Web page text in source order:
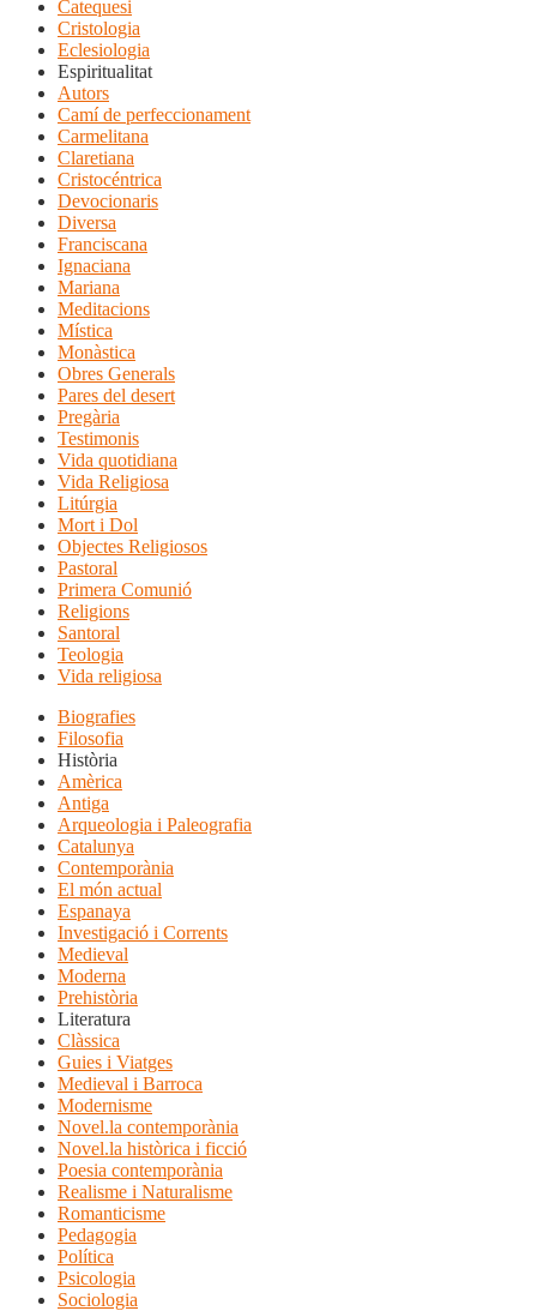
Catequesi
Cristologia
Eclesiologia
Espiritualitat
Autors
Camí de perfeccionament
Carmelitana
Claretiana
Cristocéntrica
Devocionaris
Diversa
Franciscana
Ignaciana
Mariana
Meditacions
Mística
Monàstica
Obres Generals
Pares del desert
Pregària
Testimonis
Vida quotidiana
Vida Religiosa
Litúrgia
Mort i Dol
Objectes Religiosos
Pastoral
Primera Comunió
Religions
Santoral
Teologia
Vida religiosa
Biografies
Filosofia
Història
Amèrica
Antiga
Arqueologia i Paleografia
Catalunya
Contemporània
El món actual
Espanaya
Investigació i Corrents
Medieval
Moderna
Prehistòria
Literatura
Clàssica
Guies i Viatges
Medieval i Barroca
Modernisme
Novel.la contemporània
Novel.la històrica i ficció
Poesia contemporània
Realisme i Naturalisme
Romanticisme
Pedagogia
Política
Psicologia
Sociologia